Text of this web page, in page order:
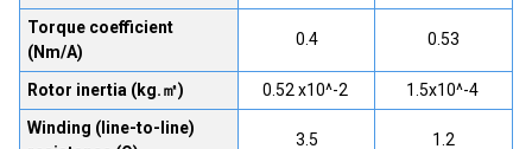
Torque coefficient
(Nm/A)
0.4 0.53
Rotor inertia (kg.㎡) 0.52 x10^-2
1.5x10^-4​
Winding (line-to-line)
3.5 1.2